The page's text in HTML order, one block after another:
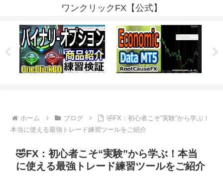
ワンクリックFX【公式】
ホーム ブログ
🤣FX：初心者こそ“実験”から学ぶ！
本当に使える最強トレード練習ツールをご紹介
🤣FX：初心者こそ“実験”から学ぶ！本当
に使える最強トレード練習ツールをご紹介